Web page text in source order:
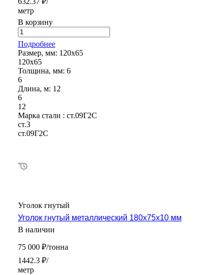
метр
В корзину
Подробнее
Размер, мм: 120х65
120х65
Толщина, мм: 6
6
Длина, м: 12
6
12
Марка стали : ст.09Г2С
ст.3
ст.09Г2С
Уголок гнутый
Уголок гнутый металлический 180х75х10 мм
В наличии
75 000 ₽/тонна
1442.3 ₽/
метр